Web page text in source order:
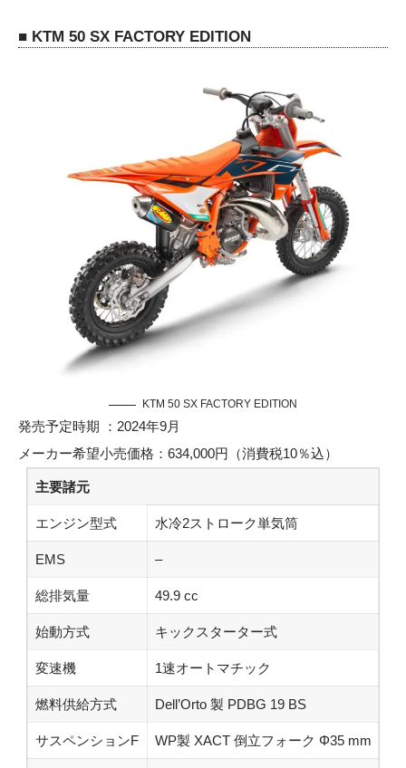
■ KTM 50 SX FACTORY EDITION
KTM 50 SX FACTORY EDITION
発売予定時期 ：2024年9月
メーカー希望小売価格：634,000円（消費税10％込）
主要諸元
エンジン型式 水冷2ストローク単気筒
EMS –
総排気量 49.9 cc
始動方式 キックスターター式
変速機 1速オートマチック
燃料供給方式 Dell’Orto 製 PDBG 19 BS
サスペンションF WP製 XACT 倒立フォーク Φ35 mm